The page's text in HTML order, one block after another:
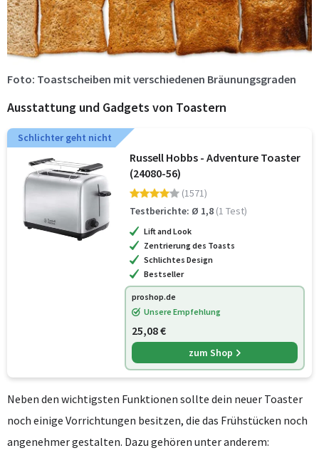
Foto: Toastscheiben mit verschiedenen Bräunungsgraden
Ausstattung und Gadgets von Toastern
Schlichter geht nicht
Russell Hobbs - Adventure Toaster
(24080-56)
(1571)
Testberichte: Ø 1,8 (1 Test)
Lift and Look
Zentrierung des Toasts
Schlichtes Design
Bestseller
proshop.de
Unsere Empfehlung
25,08 €
zum Shop
Neben den wichtigsten Funktionen sollte dein neuer Toaster
noch einige Vorrichtungen besitzen, die das Frühstücken noch
angenehmer gestalten. Dazu gehören unter anderem: